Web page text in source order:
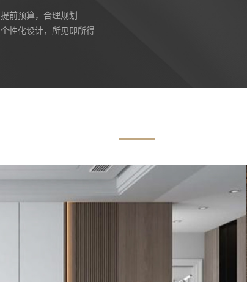
提前预算，合理规划
个性化设计，所见即所得